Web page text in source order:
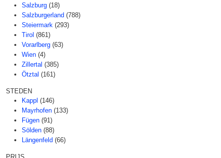
Salzburg (18)
Salzburgerland (788)
Steiermark (293)
Tirol (861)
Vorarlberg (63)
Wien (4)
Zillertal (385)
Ötztal (161)
STEDEN
Kappl (146)
Mayrhofen (133)
Fügen (91)
Sölden (88)
Längenfeld (66)